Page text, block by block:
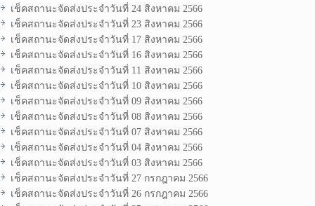
เช็คสถานะจัดส่งประจำวันที่ 24 สิงหาคม 2566
เช็คสถานะจัดส่งประจำวันที่ 23 สิงหาคม 2566
เช็คสถานะจัดส่งประจำวันที่ 17 สิงหาคม 2566
เช็คสถานะจัดส่งประจำวันที่ 16 สิงหาคม 2566
เช็คสถานะจัดส่งประจำวันที่ 11 สิงหาคม 2566
เช็คสถานะจัดส่งประจำวันที่ 10 สิงหาคม 2566
เช็คสถานะจัดส่งประจำวันที่ 09 สิงหาคม 2566
เช็คสถานะจัดส่งประจำวันที่ 08 สิงหาคม 2566
เช็คสถานะจัดส่งประจำวันที่ 07 สิงหาคม 2566
เช็คสถานะจัดส่งประจำวันที่ 04 สิงหาคม 2566
เช็คสถานะจัดส่งประจำวันที่ 03 สิงหาคม 2566
เช็คสถานะจัดส่งประจำวันที่ 27 กรกฎาคม 2566
เช็คสถานะจัดส่งประจำวันที่ 26 กรกฎาคม 2566